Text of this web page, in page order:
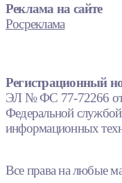
Реклама на сайте
Росреклама
Регистрационный
ЭЛ № ФС 77-72266 от
Федеральной
информационных
Все права на любые